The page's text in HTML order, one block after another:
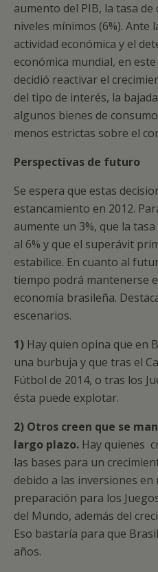
aumento del PIB, la tasa
niveles mínimos (6%). Ante
actividad económica y el
económica mundial, en
decidió reactivar el
del tipo de interés, la
algunos bienes de
menos estrictas sobre el
Perspectivas de futuro
Se espera que estas
estancamiento en 2012.
aumente un 3%, que la
al 6% y que el superávit
estabilice. En cuanto al
tiempo podrá mantenerse
economía brasileña.
escenarios.
1) Hay quien opina que en
una burbuja y que tras el
Fútbol de 2014, o tras los
ésta puede explotar.
2) Otros creen que se
largo plazo. Hay quienes
las bases para un
debido a las inversiones
preparación para los
del Mundo, además del
Eso bastaría para que
años.